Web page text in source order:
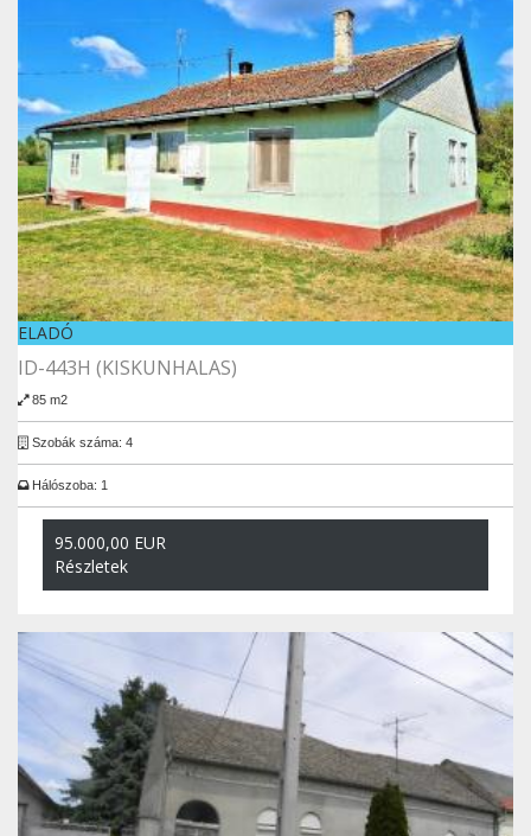
ELADÓ
ID-443H (KISKUNHALAS)
85 m2
Szobák száma: 4
Hálószoba: 1
95.000,00 EUR
Részletek